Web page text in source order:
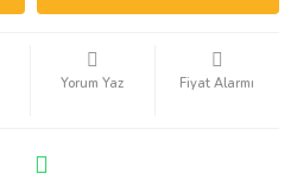
Yorum Yaz Fiyat Alarmı